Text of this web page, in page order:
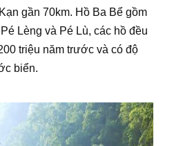
gần 70km. Hồ Ba Bể gồm
Lèng và Pé Lù, các hồ đều
triệu năm trước và có độ
biển.